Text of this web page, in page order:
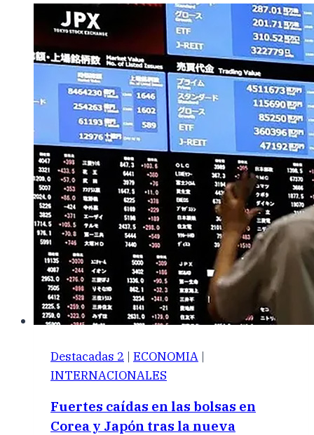
Destacadas 2 | ECONOMIA |
INTERNACIONALES
Fuertes caídas en las bolsas en
Corea y Japón tras la nueva